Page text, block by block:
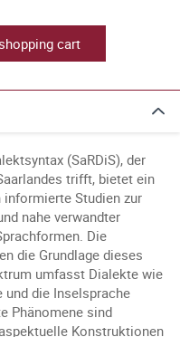
cart
(SaRDiS), der
trifft, bietet ein
Studien zur
nahe verwandter
Die
die Grundlage dieses
umfasst Dialekte wie
die Inselsprache
Phänomene sind
Konstruktionen